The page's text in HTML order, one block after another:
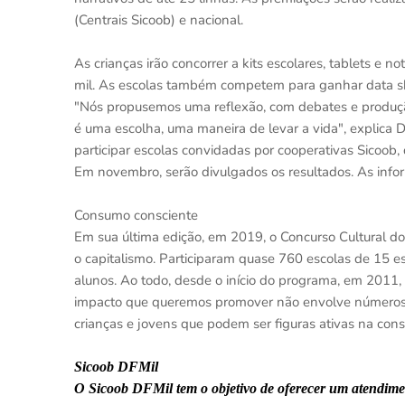
(Centrais Sicoob) e nacional.
As crianças irão concorrer a kits escolares, tablets e
mil. As escolas também competem para ganhar data
"Nós propusemos uma reflexão, com debates e
é uma escolha, uma maneira de levar a vida", explica
participar escolas convidadas por cooperativas
Em novembro, serão divulgados os resultados. As
Consumo consciente
Em sua última edição, em 2019, o Concurso Cultural
o capitalismo. Participaram quase 760 escolas de 15
alunos. Ao todo, desde o início do programa, em
impacto que queremos promover não envolve
crianças e jovens que podem ser figuras ativas na
Sicoob DFMil
O Sicoob DFMil tem o objetivo de oferecer um